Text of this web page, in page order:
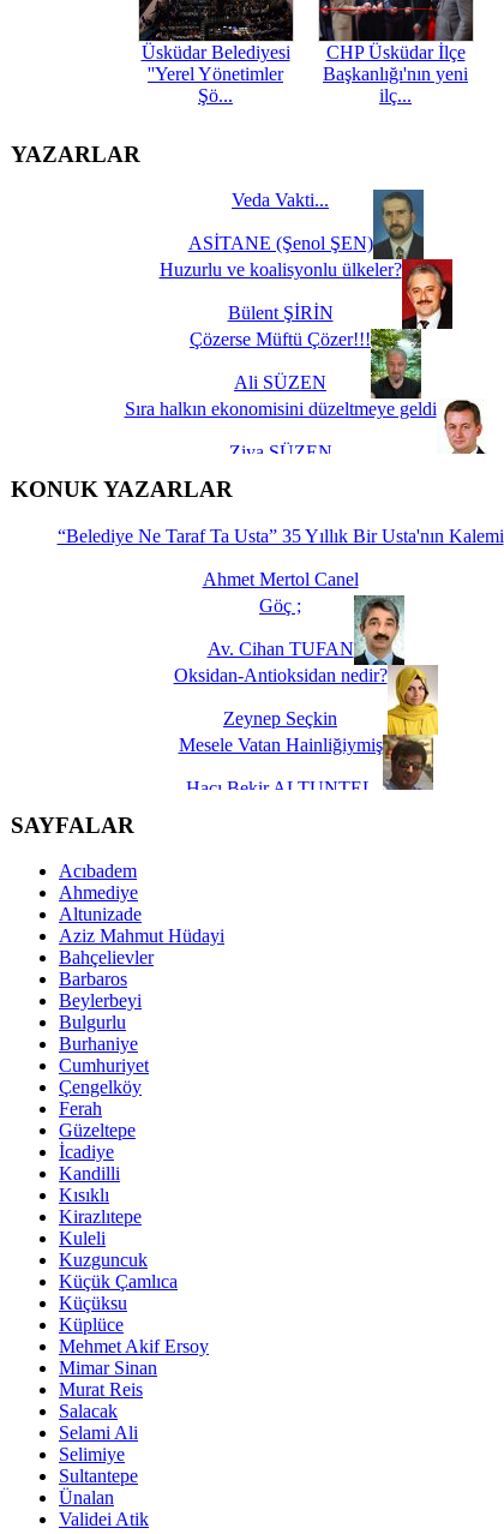
Üsküdar Belediyesi
''Yerel Yönetimler
Şö...
CHP Üsküdar İlçe
Başkanlığı'nın yeni
ilç...
YAZARLAR
Veda Vakti...
ASİTANE (Şenol ŞEN)
Huzurlu ve koalisyonlu ülkeler?
Bülent ŞİRİN
Çözerse Müftü Çözer!!!
Ali SÜZEN
Sıra halkın ekonomisini düzeltmeye geldi
Ziya SÜZEN
İşte Biz buyuz...
KONUK YAZARLAR
“Belediye Ne Taraf Ta Usta” 35 Yıllık Bir Usta'nın Kalemi
Ahmet Mertol Canel
Göç ;
Av. Cihan TUFAN
Oksidan-Antioksidan nedir?
Zeynep Seçkin
Mesele Vatan Hainliğiymiş
Hacı Bekir ALTUNTEL
Dünya Fani, Ama Kısa Bir Süre De Olsa Burdayız
Hukukun Adaleti Kalmadı Üstadım!
İmar Sorunlarının Genel Çözümü ''Riskli Alan Dönüşümü''
SAYFALAR
Acıbadem
Ahmediye
Altunizade
Aziz Mahmut Hüdayi
Bahçelievler
Barbaros
Beylerbeyi
Bulgurlu
Burhaniye
Cumhuriyet
Çengelköy
Ferah
Güzeltepe
İcadiye
Kandilli
Kısıklı
Kirazlıtepe
Kuleli
Kuzguncuk
Küçük Çamlıca
Küçüksu
Küplüce
Mehmet Akif Ersoy
Mimar Sinan
Murat Reis
Salacak
Selami Ali
Selimiye
Sultantepe
Ünalan
Validei Atik